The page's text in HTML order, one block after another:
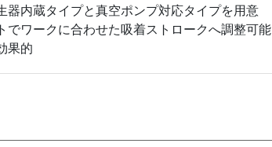
蔵タイプと真空ポンプ対応タイプを用意
ークに合わせた吸着ストロークへ調整可能
的